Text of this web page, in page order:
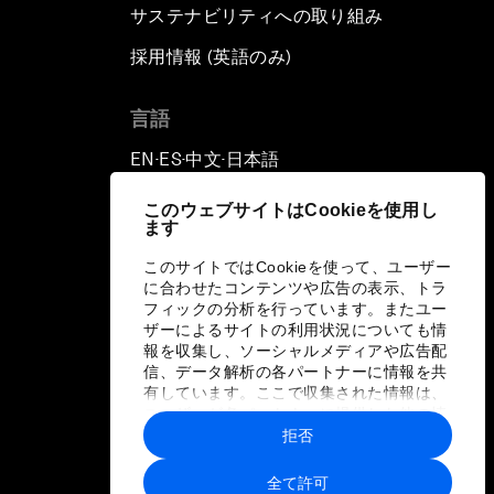
このウェブサイトはCookieを使用し
ます
このサイトではCookieを使って、ユーザー
に合わせたコンテンツや広告の表示、トラ
フィックの分析を行っています。またユー
ザーによるサイトの利用状況についても情
報を収集し、ソーシャルメディアや広告配
信、データ解析の各パートナーに情報を共
有しています。ここで収集された情報は、
ユーザーが各パートナーに提供した他の情
報や各パートナーのサービスを使用した際
に収集された情報と組み合わされ、各パー
トナーによって使用されることがありま
全て許可
拒否
サステナビリティへの取り組み
採用情報 (英語のみ)
言語
EN ▪ ES▪中文▪ 日本語